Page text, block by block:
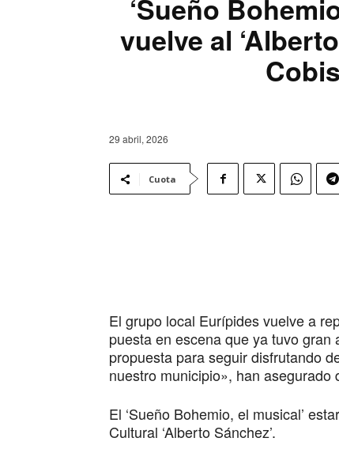
‘Sueño
vuelve al
29 abril, 2026
Cuota
El grupo local Eurípides vuelve a
puesta en escena que ya tuvo
propuesta para seguir disfrutando
nuestro municipio», han
El ‘Sueño Bohemio, el musical’
Cultural ‘Alberto Sánchez’.